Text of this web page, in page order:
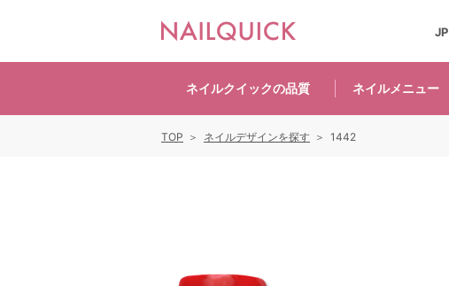
ネイルクイックの品質 ネイルメニュー
JP
TOP ネイルデザインを探す 1442